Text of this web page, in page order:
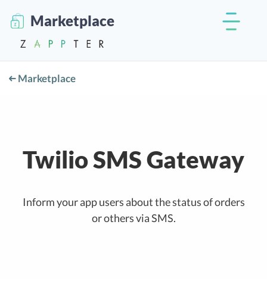
Marketplace
Marketplace
Twilio SMS Gateway
Inform your app users about the status of orders
or others via SMS.